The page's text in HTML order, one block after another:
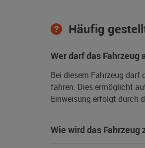
Häufig
Wer darf das Fahrzeug
Bei diesem Fahrzeug darf
fahren. Dies ermöglicht
Einweisung erfolgt durch
Wie wird das